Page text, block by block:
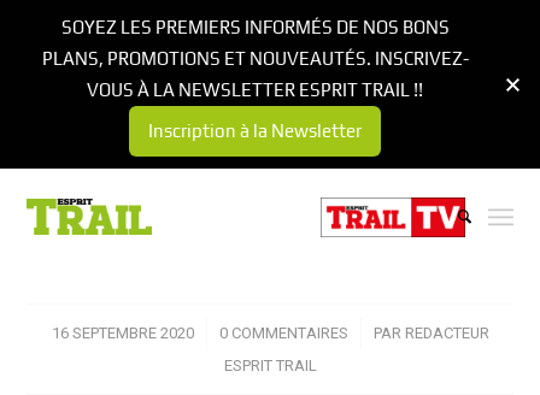
16 SEPTEMBRE 2020
/ 0 COMMENTAIRES
/ PAR REDACTEUR
ESPRIT TRAIL
SOYEZ LES PREMIERS INFORMÉS DE NOS BONS
PLANS, PROMOTIONS ET NOUVEAUTÉS. INSCRIVEZ-
VOUS À LA NEWSLETTER ESPRIT TRAIL !!
Inscription à la Newsletter